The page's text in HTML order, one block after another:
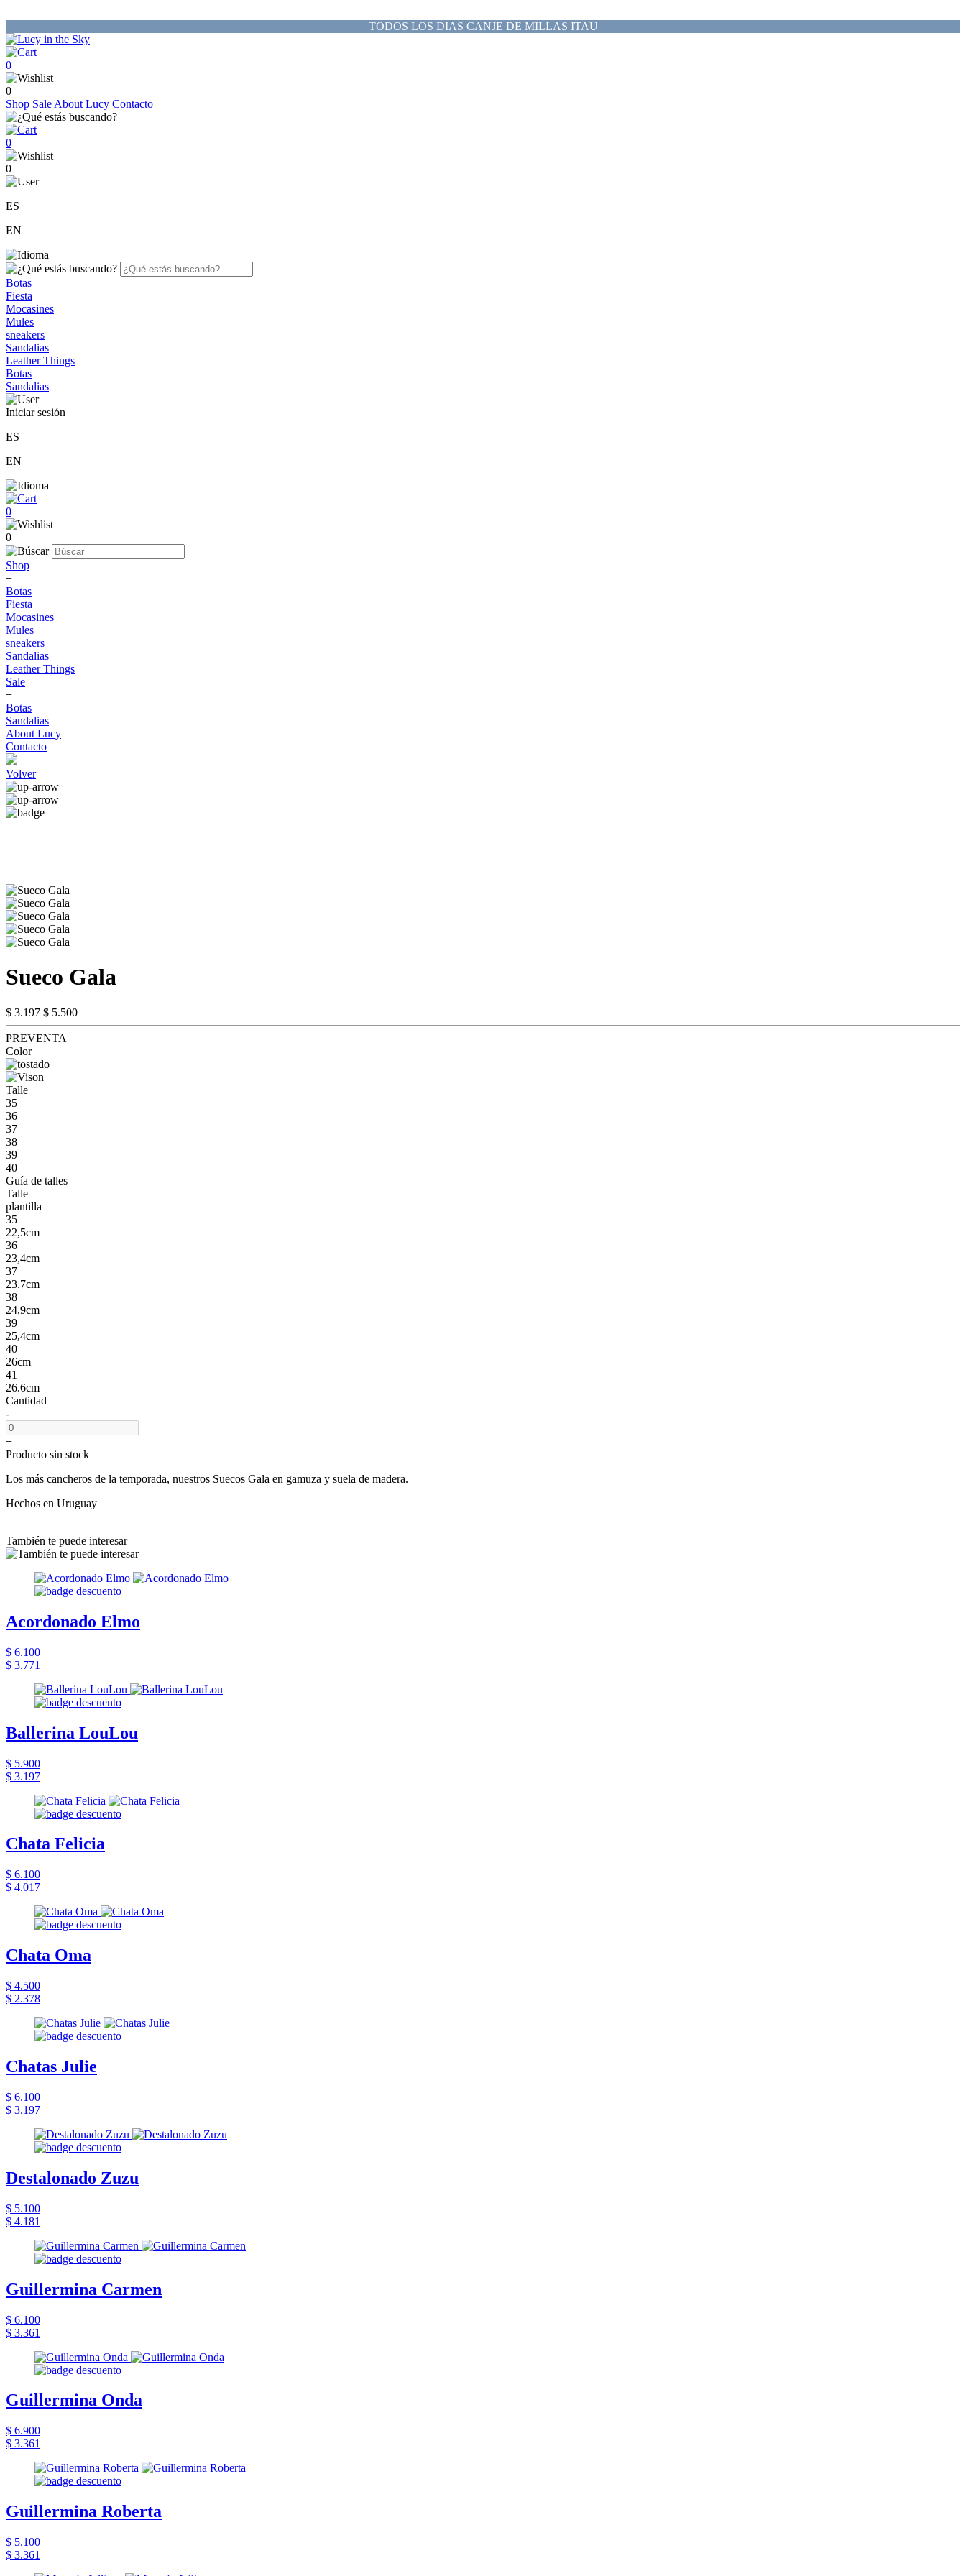
TODOS LOS DIAS CANJE DE MILLAS ITAU
0
0
Shop Sale About Lucy Contacto
0
0
ES
EN
Botas
Fiesta
Mocasines
Mules
sneakers
Sandalias
Leather Things
Botas
Sandalias
Iniciar sesión
ES
EN
0
0
Shop
+
Botas
Fiesta
Mocasines
Mules
sneakers
Sandalias
Leather Things
Sale
+
Botas
Sandalias
About Lucy
Contacto
Volver
Sueco Gala
$ 3.197 $ 5.500
PREVENTA
Color
Talle
35
36
37
38
39
40
Guía de talles
Talle
plantilla
35
22,5cm
36
23,4cm
37
23.7cm
38
24,9cm
39
25,4cm
40
26cm
41
26.6cm
Cantidad
-
+
Producto sin stock
Los más cancheros de la temporada, nuestros Suecos Gala en gamuza y suela de madera.
Hechos en Uruguay
También te puede interesar
Acordonado Elmo
$ 6.100
$ 3.771
Ballerina LouLou
$ 5.900
$ 3.197
Chata Felicia
$ 6.100
$ 4.017
Chata Oma
$ 4.500
$ 2.378
Chatas Julie
$ 6.100
$ 3.197
Destalonado Zuzu
$ 5.100
$ 4.181
Guillermina Carmen
$ 6.100
$ 3.361
Guillermina Onda
$ 6.900
$ 3.361
Guillermina Roberta
$ 5.100
$ 3.361